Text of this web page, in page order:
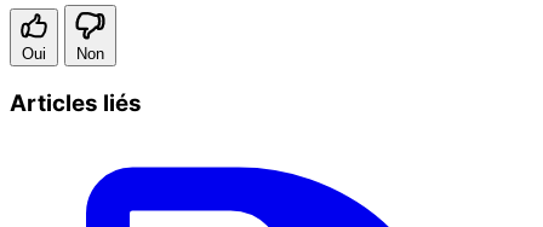
Oui Non
Articles liés